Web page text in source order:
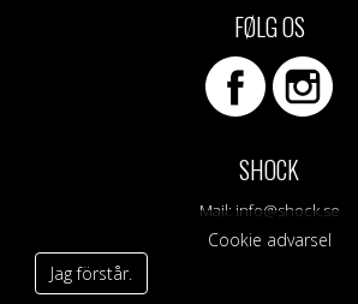
FØLG OS
SHOCK
Mail: info@shock.se
Cookie advarsel
Jag förstår.